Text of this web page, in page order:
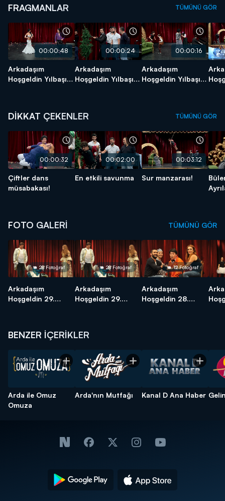
FRAGMANLAR TÜMÜNÜ GÖR
00:00:48
Arkadaşım
Hoşgeldin Yılbaşı
00:00:24
Arkadaşım
Hoşgeldin Yılbaşı
00:00:16
Arkadaşım
Hoşgeldin Yılbaşı
DİKKAT ÇEKENLER TÜMÜNÜ GÖR
00:00:32
Çiftler dans
müsabakası!
00:02:00
En etkili savunma
00:03:12
Sur manzarası!
FOTO GALERİ TÜMÜNÜ GÖR
28 Fotoğraf
Arkadaşım
Hoşgeldin 29.
28 Fotoğraf
Arkadaşım
Hoşgeldin 29.
12 Fotoğraf
Arkadaşım
Hoşgeldin 28.
BENZER İÇERİKLER
Arda ile Omuz
Omuza
Arda'nın Mutfağı Kanal D Ana Haber